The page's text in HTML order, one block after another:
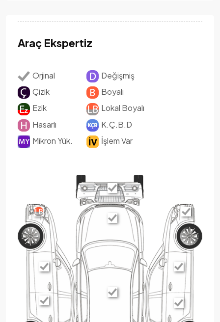
Araç Ekspertiz
Orjinal
Değişmiş
Çizik
Boyalı
Ezik
Lokal Boyalı
Hasarlı
K.Ç.B.D
Mikron Yük.
İşlem Var